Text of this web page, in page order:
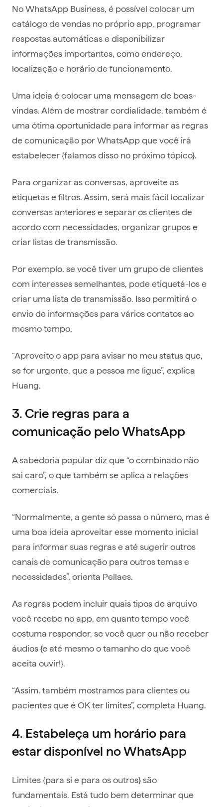
No WhatsApp Business, é possível colocar um
catálogo de vendas no próprio app, programar
respostas automáticas e disponibilizar
informações importantes, como endereço,
localização e horário de funcionamento.
Uma ideia é colocar uma mensagem de boas-
vindas. Além de mostrar cordialidade, também é
uma ótima oportunidade para informar as regras
de comunicação por WhatsApp que você irá
estabelecer {falamos disso no próximo tópico}.
Para organizar as conversas, aproveite as
etiquetas e filtros. Assim, será mais fácil localizar
conversas anteriores e separar os clientes de
acordo com necessidades, organizar grupos e
criar listas de transmissão.
Por exemplo, se você tiver um grupo de clientes
com interesses semelhantes, pode etiquetá-los e
criar uma lista de transmissão. Isso permitirá o
envio de informações para vários contatos ao
mesmo tempo.
“Aproveito o app para avisar no meu status que,
se for urgente, que a pessoa me ligue”, explica
Huang.
3. Crie regras para a
comunicação pelo WhatsApp
A sabedoria popular diz que “o combinado não
sai caro”, o que também se aplica a relações
comerciais.
“Normalmente, a gente só passa o número, mas é
uma boa ideia aproveitar esse momento inicial
para informar suas regras e até sugerir outros
canais de comunicação para outros temas e
necessidades”, orienta Pellaes.
As regras podem incluir quais tipos de arquivo
você recebe no app, em quanto tempo você
costuma responder, se você quer ou não receber
áudios {e até mesmo o tamanho do que você
aceita ouvir!}.
“Assim, também mostramos para clientes ou
pacientes que é OK ter limites”, completa Huang.
4. Estabeleça um horário para
estar disponível no WhatsApp
Limites {para si e para os outros} são
fundamentais. Está tudo bem determinar que